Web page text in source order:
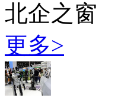
北企之窗
更多>